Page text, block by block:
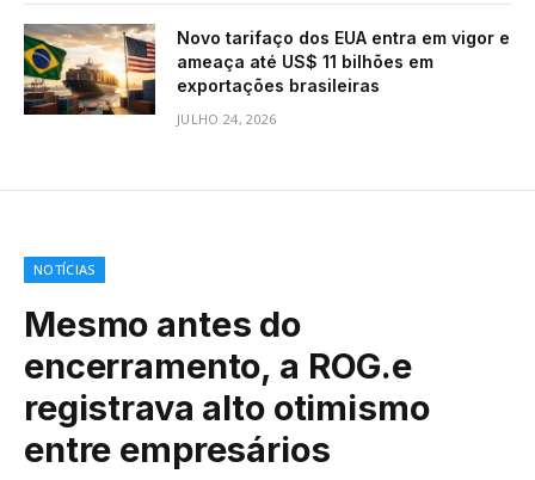
Novo tarifaço dos EUA entra em vigor e
ameaça até US$ 11 bilhões em
exportações brasileiras
JULHO 24, 2026
NOTÍCIAS
Mesmo antes do
encerramento, a ROG.e
registrava alto otimismo
entre empresários